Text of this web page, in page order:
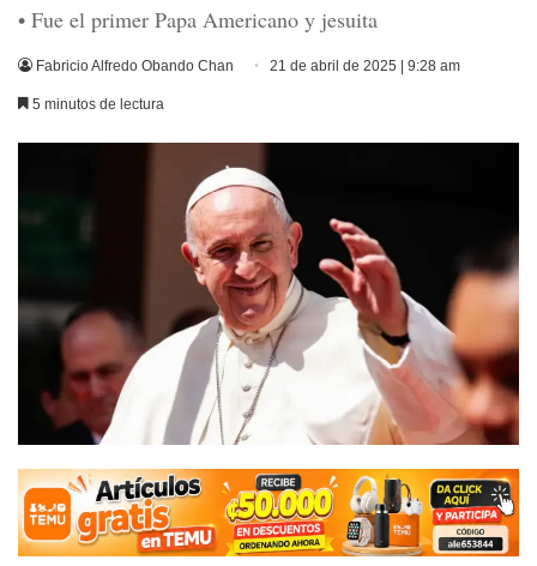
• Fue el primer Papa Americano y jesuita
Fabricio Alfredo Obando Chan 21 de abril de 2025 | 9:28 am
5 minutos de lectura